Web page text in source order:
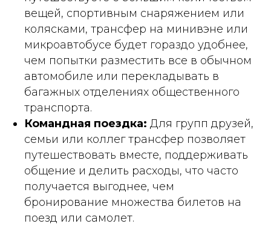
вещей, спортивным снаряжением или
колясками, трансфер на минивэне или
микроавтобусе будет гораздо удобнее,
чем попытки разместить все в обычном
автомобиле или перекладывать в
багажных отделениях общественного
транспорта.
Командная поездка: Для групп друзей,
семьи или коллег трансфер позволяет
путешествовать вместе, поддерживать
общение и делить расходы, что часто
получается выгоднее, чем
бронирование множества билетов на
поезд или самолет.